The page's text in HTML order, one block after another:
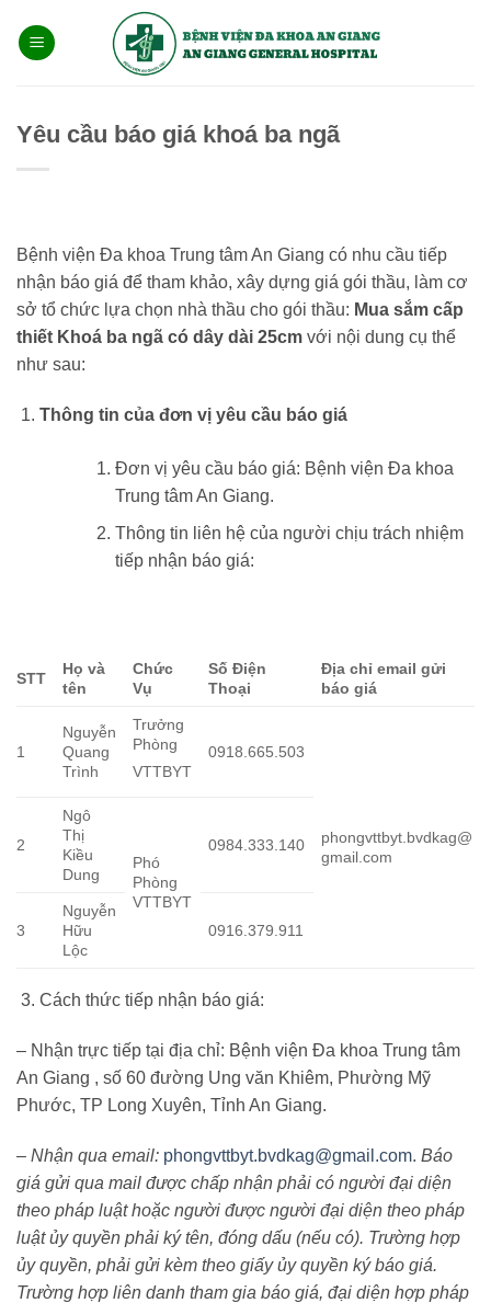
qua
Yêu cầu báo giá khoá ba ngã
Bệnh viện Đa khoa Trung tâm An Giang có nhu cầu tiếp
nhận báo giá để tham khảo, xây dựng giá gói thầu, làm cơ
sở tổ chức lựa chọn nhà thầu cho gói thầu: Mua sắm cấp
thiết Khoá ba ngã có dây dài 25cm với nội dung cụ thể
như sau:
Thông tin của đơn vị yêu cầu báo giá
Đơn vị yêu cầu báo giá: Bệnh viện Đa khoa
Trung tâm An Giang.
Thông tin liên hệ của người chịu trách nhiệm
tiếp nhận báo giá:
STT
Họ và
tên
Chức
Vụ
Số Điện
Thoại
Địa chỉ email gửi
báo giá
1
Nguyễn
Quang
Trình
Trưởng
Phòng
VTTBYT
0918.665.503
phongvttbyt.bvdkag@
gmail.com
2
Ngô
Thị
Kiều
Dung
Phó
Phòng
VTTBYT
0984.333.140
3
Nguyễn
Hữu
Lộc
0916.379.911
Cách thức tiếp nhận báo giá:
– Nhận trực tiếp tại địa chỉ: Bệnh viện Đa khoa Trung tâm
An Giang , số 60 đường Ung văn Khiêm, Phường Mỹ
Phước, TP Long Xuyên, Tỉnh An Giang.
– Nhận qua email: phongvttbyt.bvdkag@gmail.com. Báo
giá gửi qua mail được chấp nhận phải có người đại diện
theo pháp luật hoặc người được người đại diện theo pháp
luật ủy quyền phải ký tên, đóng dấu (nếu có). Trường hợp
ủy quyền, phải gửi kèm theo giấy ủy quyền ký báo giá.
Trường hợp liên danh tham gia báo giá, đại diện hợp pháp